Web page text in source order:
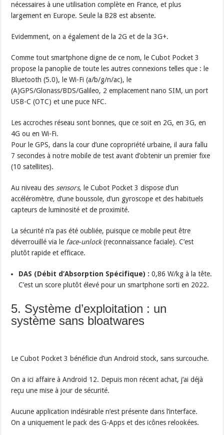
nécessaires à une utilisation complète en France, et plus
largement en Europe. Seule la B28 est absente.
Evidemment, on a également de la 2G et de la 3G+.
Comme tout smartphone digne de ce nom, le Cubot Pocket 3
propose la panoplie de toute les autres connexions telles que : le
Bluetooth (5.0), le Wi-Fi (a/b/g/n/ac), le
(A)GPS/Glonass/BDS/Galileo, 2 emplacement nano SIM, un port
USB-C (OTC) et une puce NFC.
Les accroches réseau sont bonnes, que ce soit en 2G, en 3G, en
4G ou en Wi-Fi.
Pour le GPS, dans la cour d’une copropriété urbaine, il aura fallu
7 secondes à notre mobile de test avant d’obtenir un premier fixe
(10 satellites).
Au niveau des sensors, le Cubot Pocket 3 dispose d’un
accéléromètre, d’une boussole, d’un gyroscope et des habituels
capteurs de luminosité et de proximité.
La sécurité n’a pas été oubliée, puisque ce mobile peut être
déverrouillé via le face-unlock(reconnaissance faciale). C’est
plutôt rapide et efficace.
DAS (Débit d’Absorption Spécifique) : 0,86 W/kg à la tête.
C’est un score plutôt élevé pour un smartphone sorti en 2022.
5. Système d’exploitation : un
système sans bloatwares
Le Cubot Pocket 3 bénéficie d’un Android stock, sans surcouche.
On a ici affaire à Android 12. Depuis mon récent achat, j’ai déjà
reçu une mise à jour de sécurité.
Aucune application indésirable n’est présente dans l’interface.
On a uniquement le pack des G-Apps et des icônes relookées.